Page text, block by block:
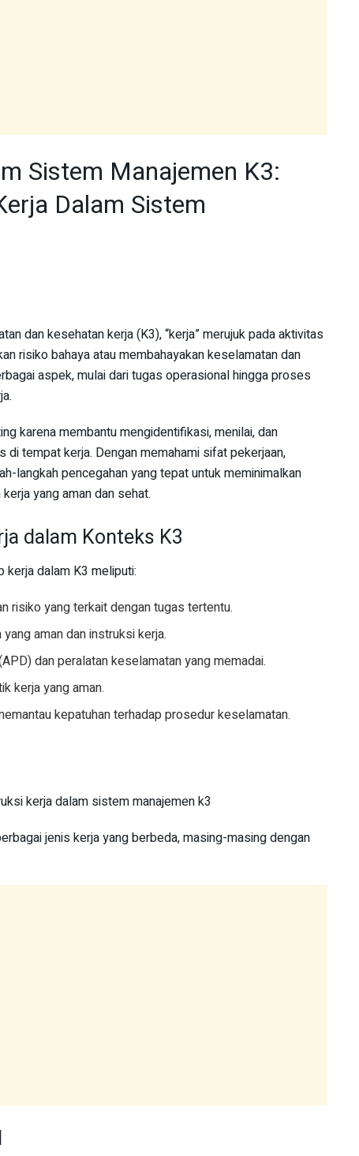
Sistem Manajemen K3:
Dalam Sistem
dan kesehatan kerja (K3), “kerja” merujuk pada aktivitas
risiko bahaya atau membahayakan keselamatan dan
aspek, mulai dari tugas operasional hingga proses
karena membantu mengidentifikasi, menilai, dan
tempat kerja. Dengan memahami sifat pekerjaan,
langkah pencegahan yang tepat untuk meminimalkan
yang aman dan sehat.
dalam Konteks K3
kerja dalam K3 meliputi:
risiko yang terkait dengan tugas tertentu.
aman dan instruksi kerja.
dan peralatan keselamatan yang memadai.
kerja yang aman.
kepatuhan terhadap prosedur keselamatan.
jenis kerja yang berbeda, masing-masing dengan